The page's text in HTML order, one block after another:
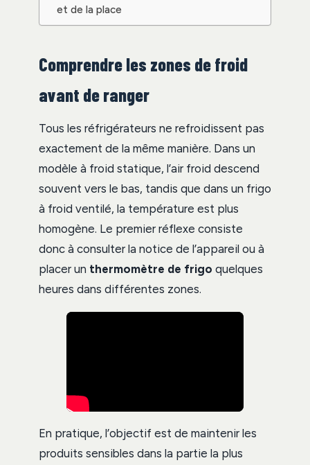
et de la place
Comprendre les zones de froid
avant de ranger
Tous les réfrigérateurs ne refroidissent pas
exactement de la même manière. Dans un
modèle à froid statique, l’air froid descend
souvent vers le bas, tandis que dans un frigo
à froid ventilé, la température est plus
homogène. Le premier réflexe consiste
donc à consulter la notice de l’appareil ou à
placer un thermomètre de frigo quelques
heures dans différentes zones.
En pratique, l’objectif est de maintenir les
produits sensibles dans la partie la plus